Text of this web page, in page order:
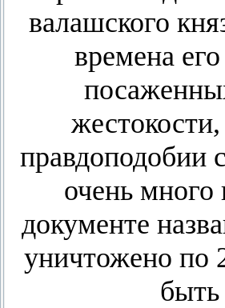
валашского
времена
правдоподобии
очень
документе
уничтожено по